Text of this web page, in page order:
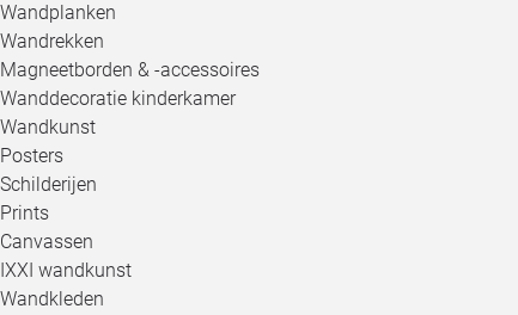
Wandplanken
Wandrekken
Magneetborden & -accessoires
Wanddecoratie kinderkamer
Wandkunst
Posters
Schilderijen
Prints
Canvassen
IXXI wandkunst
Wandkleden